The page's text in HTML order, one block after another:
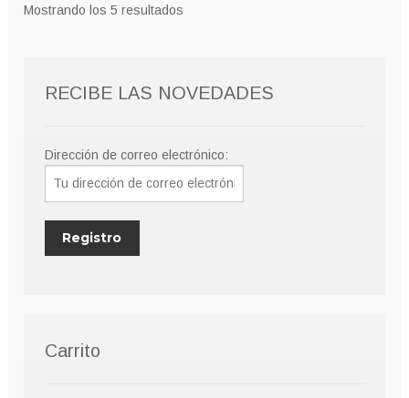
Mostrando los 5 resultados
RECIBE LAS NOVEDADES
Dirección de correo electrónico:
Carrito